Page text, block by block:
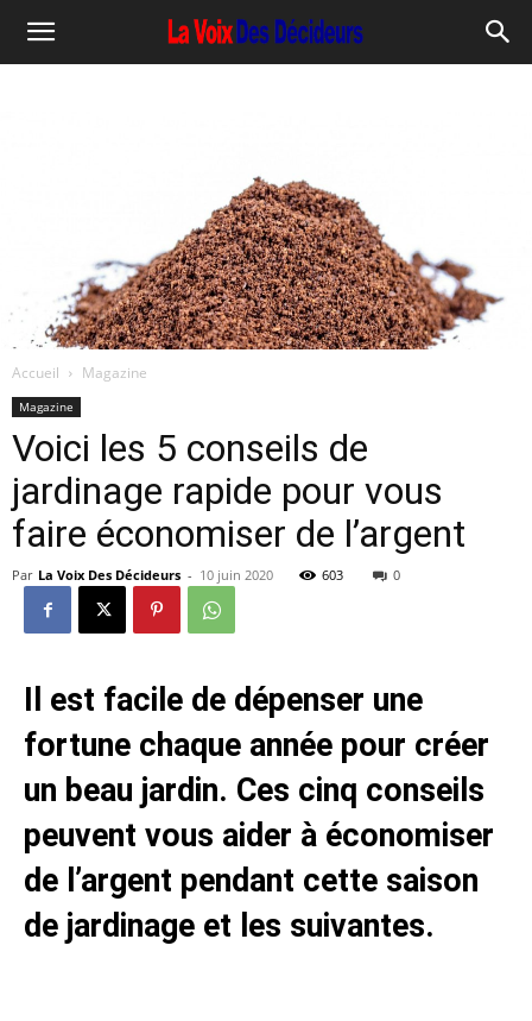
Accueil Magazine
Magazine
Voici les 5 conseils de
jardinage rapide pour vous
faire économiser de l’argent
Par La Voix Des Décideurs - 10 juin 2020 603 0
Il est facile de dépenser une
fortune chaque année pour créer
un beau jardin. Ces cinq conseils
peuvent vous aider à économiser
de l’argent pendant cette saison
de jardinage et les suivantes.